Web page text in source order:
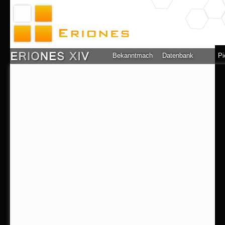
Bekanntmachung Datenbank